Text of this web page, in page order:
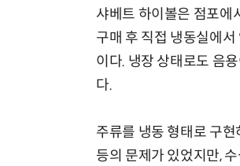
샤베트 하이볼은 점포에
구매 후 직접 냉동실에
이다. 냉장 상태로도 음
다.
주류를 냉동 형태로 구
등의 문제가 있었지만,